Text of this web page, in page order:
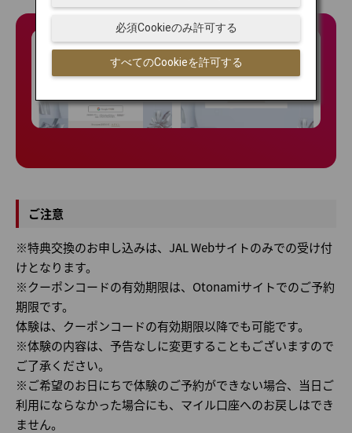
ご注意
※特典交換のお申し込みは、JAL Webサイトのみでの受け付
けとなります。
※クーポンコードの有効期限は、Otonamiサイトでのご予約
期限です。
体験は、クーポンコードの有効期限以降でも可能です。
※体験の内容は、予告なしに変更することもございますので
ご了承ください。
※ご希望のお日にちで体験のご予約ができない場合、当日ご
利用にならなかった場合にも、マイル口座へのお戻しはでき
ません。
すべてのCookieを許可する
必須Cookieのみ許可する